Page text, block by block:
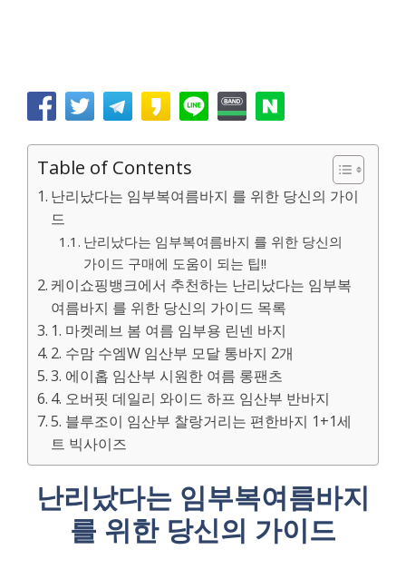
Table of Contents
난리났다는 임부복여름바지 를 위한 당신의 가이
드
난리났다는 임부복여름바지 를 위한 당신의
가이드 구매에 도움이 되는 팁!!
케이쇼핑뱅크에서 추천하는 난리났다는 임부복
여름바지 를 위한 당신의 가이드 목록
1. 마켓레브 봄 여름 임부용 린넨 바지
2. 수맘 수엠W 임산부 모달 통바지 2개
3. 에이홉 임산부 시원한 여름 롱팬츠
4. 오버핏 데일리 와이드 하프 임산부 반바지
5. 블루조이 임산부 찰랑거리는 편한바지 1+1세
트 빅사이즈
난리났다는 임부복여름바지
를 위한 당신의 가이드